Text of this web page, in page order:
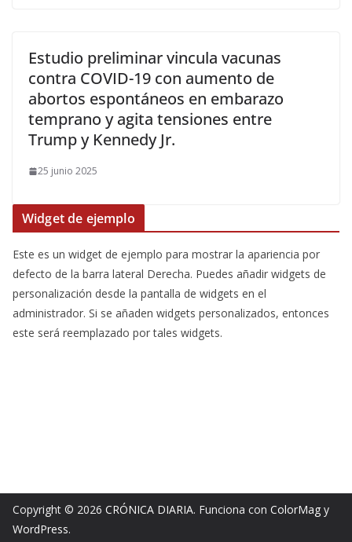
Estudio preliminar vincula vacunas
contra COVID-19 con aumento de
abortos espontáneos en embarazo
temprano y agita tensiones entre
Trump y Kennedy Jr.
25 junio 2025
Widget de ejemplo
Este es un widget de ejemplo para mostrar la apariencia por
defecto de la barra lateral Derecha. Puedes añadir widgets de
personalización desde la pantalla de widgets en el
administrador. Si se añaden widgets personalizados, entonces
este será reemplazado por tales widgets.
Copyright © 2026 CRÓNICA DIARIA. Funciona con ColorMag y
WordPress.